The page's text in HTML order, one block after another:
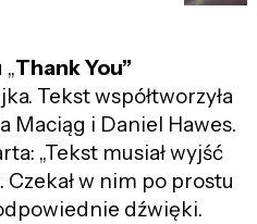
Thank You”
Tekst współtworzyła
Maciąg i Daniel Hawes.
„Tekst musiał wyjść
w nim po prostu
dźwięki.